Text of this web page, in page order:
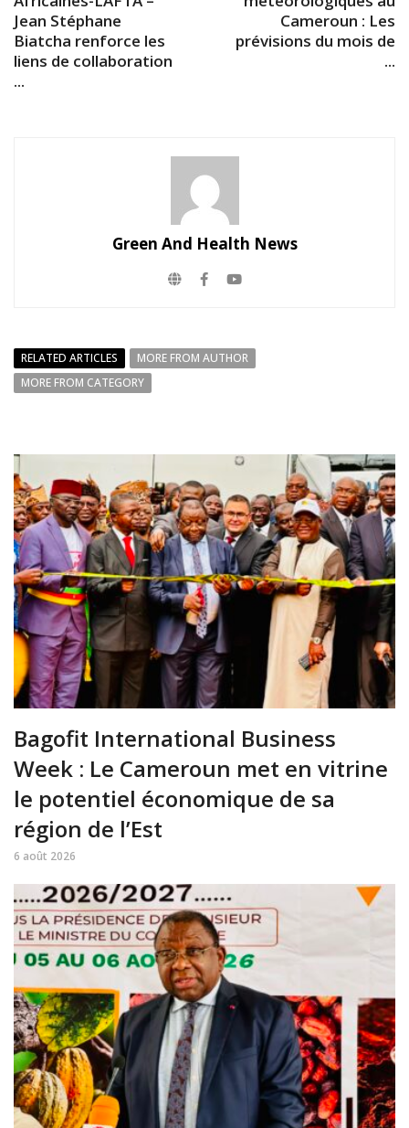
Jean Stéphane
Biatcha renforce les
liens de collaboration
...
Cameroun : Les
prévisions du mois de
...
Green And Health News
RELATED ARTICLES
MORE FROM AUTHOR
MORE FROM CATEGORY
Bagofit International Business
Week : Le Cameroun met en vitrine
le potentiel économique de sa
région de l’Est
6 août 2026